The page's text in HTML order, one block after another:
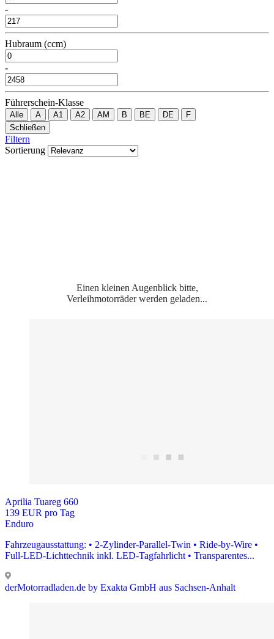
-
Hubraum (ccm)
-
Führerschein-Klasse
Alle A A1 A2 AM B BE DE
F
Schließen
Filtern
Sortierung
Einen kleinen Augenblick bitte,
Verleihmotorräder werden geladen...
Aprilia Tuareg 660
139 EUR pro Tag
Enduro
Fahrzeugausstattung: • 2-Zylinder-Parallel-Twin • Ride-by-Wire •
Full-LED-Lichttechnik inkl. LED-Tagfahrlicht • Transparentes...
derMotorradladen.de by Exakta GmbH aus Sachsen-Anhalt